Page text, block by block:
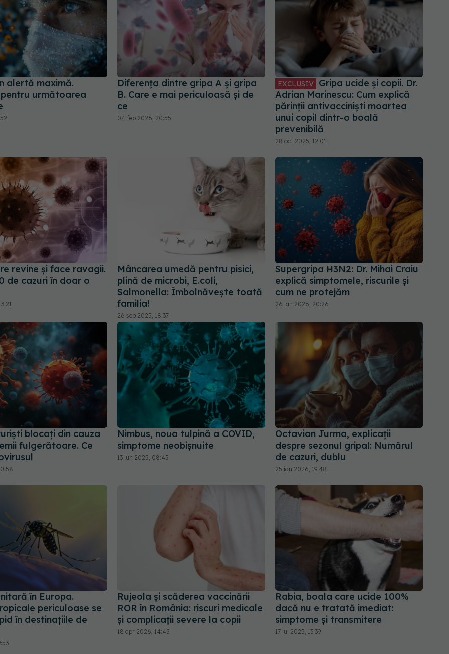
alertă maximă.
următoarea
Diferența dintre gripa A și gripa
B. Care e mai periculoasă și de
ce
04 feb 2026, 20:55
EXCLUSIV
Gripa ucide și copii. Dr.
Adrian Marinescu: Cum explică
părinții antivacciniști moartea
unui copil dintr-o boală
prevenibilă
28 oct 2025, 12:01
revine și face ravagii.
de cazuri în doar o
Mâncarea umedă pentru pisici,
plină de microbi, E.coli,
Salmonella: Îmbolnăvește toată
familia!
26 sep 2025, 18:37
Supergripa H3N2: Dr. Mihai Craiu
explică simptomele, riscurile și
cum ne protejăm
26 ian 2026, 20:26
blocați din cauza
fulgerătoare. Ce
Nimbus, noua tulpină a COVID,
simptome neobișnuite
13 iun 2025, 08:45
Octavian Jurma, explicații
despre sezonul gripal: Numărul
de cazuri, dublu
25 ian 2026, 19:48
în Europa.
periculoase se
în destinațiile de
Rujeola și scăderea vaccinării
ROR în România: riscuri medicale
și complicații severe la copii
18 apr 2026, 14:45
Rabia, boala care ucide 100%
dacă nu e tratată imediat:
simptome și transmitere
17 iul 2025, 13:39